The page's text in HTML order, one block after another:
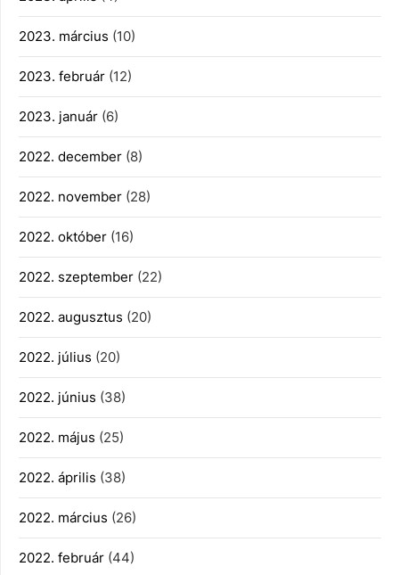
2023. március (10)
2023. február (12)
2023. január (6)
2022. december (8)
2022. november (28)
2022. október (16)
2022. szeptember (22)
2022. augusztus (20)
2022. július (20)
2022. június (38)
2022. május (25)
2022. április (38)
2022. március (26)
2022. február (44)